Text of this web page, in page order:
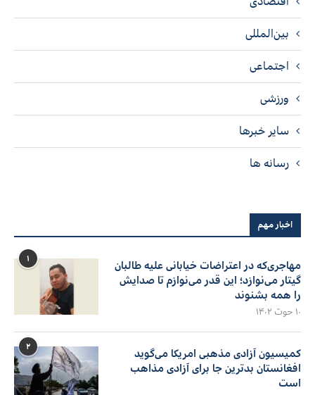
بین‌المللی
اجتماعی
ورزشی
سایر خبرها
رسانه ها
اخبار مهم
۱
مهاجری‌که در اعتراضات خیابانی علیه طالبان
گیتار می‌نوازد؛ این قدر می‌نوازم تا صدایش
را همه بشنوند
۱۰ حوت ۱۴۰۲
۲
کمیسیون آزادی مذهبی امریکا می‌گوید
افغانستان بدترین جا برای آزادی مذاهب
است